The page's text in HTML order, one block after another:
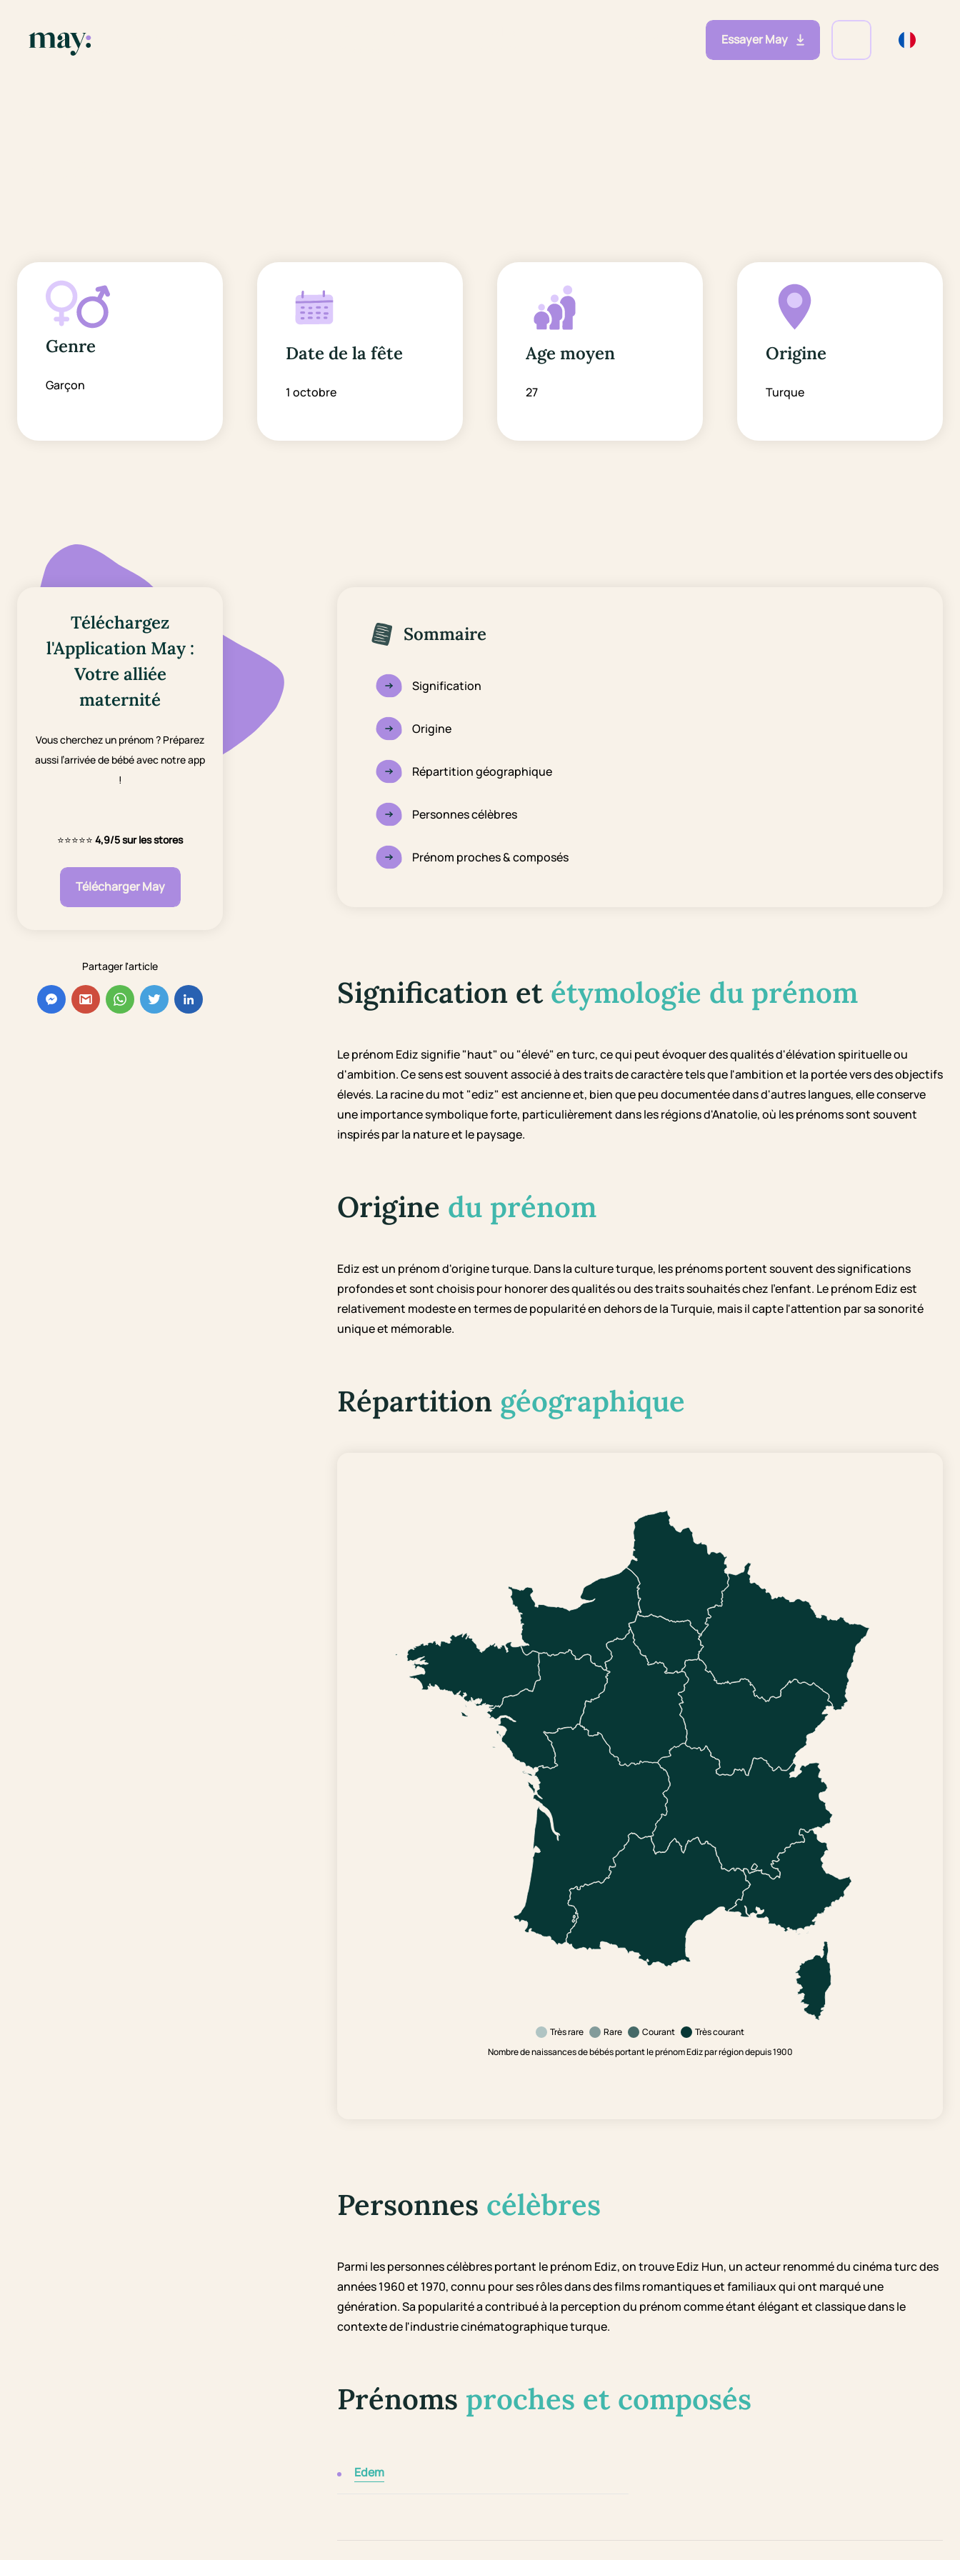
Essayer May
Genre
Garçon
Date de la fête
1 octobre
Age moyen
27
Origine
Turque
Téléchargez
l'Application May :
Votre alliée
maternité
Vous cherchez un prénom ? Préparez
aussi l’arrivée de bébé avec notre app
!
⭐⭐⭐⭐⭐ 4,9/5 sur les stores
Télécharger May
Partager l'article
Sommaire
Signification
Origine
Répartition géographique
Personnes célèbres
Prénom proches & composés
Signification et étymologie du prénom
Le prénom Ediz signifie "haut" ou "élevé" en turc, ce qui peut évoquer des qualités d'élévation spirituelle ou
d'ambition. Ce sens est souvent associé à des traits de caractère tels que l'ambition et la portée vers des objectifs
élevés. La racine du mot "ediz" est ancienne et, bien que peu documentée dans d'autres langues, elle conserve
une importance symbolique forte, particulièrement dans les régions d'Anatolie, où les prénoms sont souvent
inspirés par la nature et le paysage.
Origine du prénom
Ediz est un prénom d'origine turque. Dans la culture turque, les prénoms portent souvent des significations
profondes et sont choisis pour honorer des qualités ou des traits souhaités chez l'enfant. Le prénom Ediz est
relativement modeste en termes de popularité en dehors de la Turquie, mais il capte l'attention par sa sonorité
unique et mémorable.
Répartition géographique
Très rare Rare Courant
Très courant
Nombre de naissances de bébés portant le prénom Ediz par région depuis 1900
Personnes célèbres
Parmi les personnes célèbres portant le prénom Ediz, on trouve Ediz Hun, un acteur renommé du cinéma turc des
années 1960 et 1970, connu pour ses rôles dans des films romantiques et familiaux qui ont marqué une
génération. Sa popularité a contribué à la perception du prénom comme étant élégant et classique dans le
contexte de l'industrie cinématographique turque.
Prénoms proches et composés
Edem